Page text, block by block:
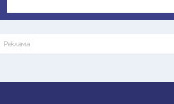
Реклама